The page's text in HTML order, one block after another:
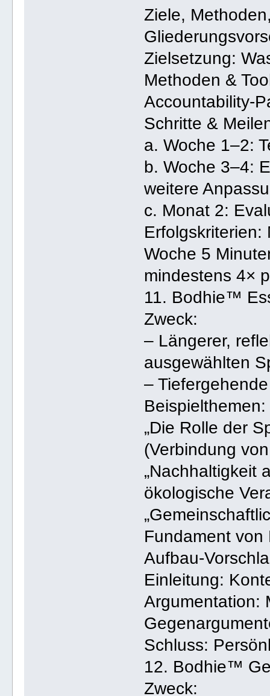
Ziele,
Zielsetzung:
Methoden &
Accountability-
Schritte &
a. Woche 1–2:
b. Woche 3–4:
weitere
c. Monat 2:
Erfolgskriterien:
Woche 5
mindestens 4×
11. Bodhie™
Zweck:
– Längerer,
ausgewählten
–
Beispielthemen:
„Die Rolle der
(Verbindung
„Nachhaltigkeit
ökologische
Fundament
Aufbau-
Einleitung:
Argumentation:
Schluss:
12. Bodhie™
Zweck: